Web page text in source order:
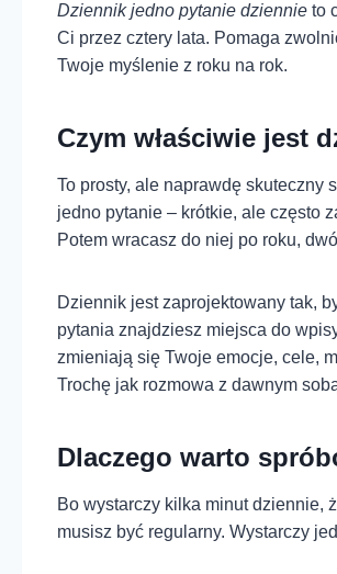
Dziennik jedno pytanie dziennie to
Ci przez cztery lata. Pomaga
Twoje myślenie z roku na rok.
Czym właściwie jest
To prosty, ale naprawdę
jedno pytanie – krótkie, ale często
Potem wracasz do niej po roku,
Dziennik jest zaprojektowany tak,
pytania znajdziesz miejsca do
zmieniają się Twoje emocje, cele,
Trochę jak rozmowa z dawnym
Dlaczego warto
Bo wystarczy kilka minut dziennie,
musisz być regularny. Wystarczy